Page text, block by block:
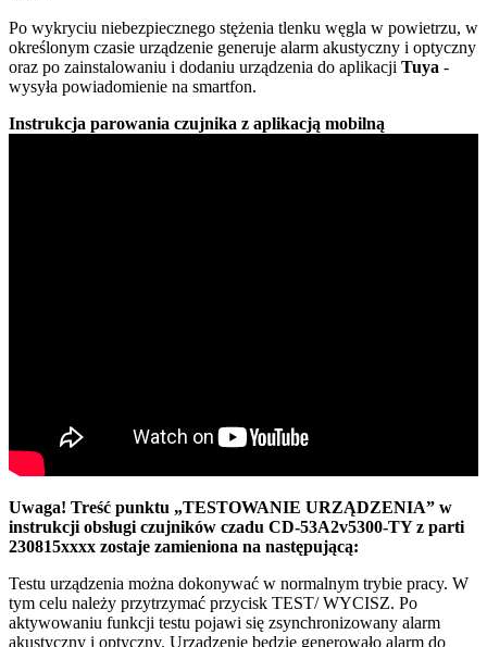
Po wykryciu niebezpiecznego stężenia tlenku węgla w powietrzu, w
określonym czasie urządzenie generuje alarm akustyczny i optyczny
oraz po zainstalowa­niu i dodaniu urządzenia do aplikacji Tuya -
wysyła powiadomienie na smartfon.
Instrukcja parowania czujnika z aplikacją mobilną
Uwaga! Treść punktu „TESTOWANIE URZĄDZENIA” w
instrukcji obsługi czujników czadu CD-53A2v5300-TY z parti
230815xxxx zostaje zamieniona na następującą:
Testu urządzenia można dokonywać w normalnym trybie pracy. W
tym celu należy przytrzymać przycisk TEST/ WYCISZ. Po
aktywowaniu funkcji testu pojawi się zsynchronizowany alarm
akustyczny i optyczny. Urządzenie będzie generowało alarm do